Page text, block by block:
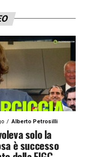
Alberto Petrosilli
solo la
è successo